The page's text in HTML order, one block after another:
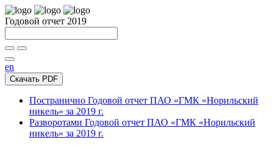
Годовой отчет 2019
en
Скачать PDF
Постранично Годовой отчет ПАО «ГМК «Норильский
никель» за 2019 г.
Разворотами Годовой отчет ПАО «ГМК «Норильский
никель» за 2019 г.